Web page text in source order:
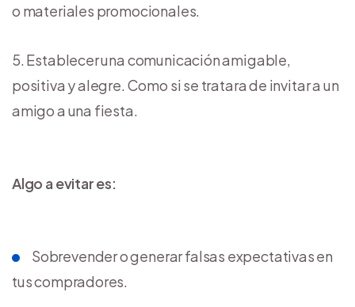
o materiales promocionales.
Establecer una comunicación amigable,
positiva y alegre. Como si se tratara de invitar a un
amigo a una fiesta.
Algo a evitar es:
Sobrevender o generar falsas expectativas en
tus compradores.